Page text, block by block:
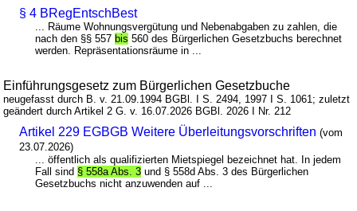
§ 4 BRegEntschBest
... Räume Wohnungsvergütung und Nebenabgaben zu zahlen, die
nach den §§ 557 bis 560 des Bürgerlichen Gesetzbuchs berechnet
werden. Repräsentationsräume in ...
Einführungsgesetz zum Bürgerlichen Gesetzbuche
neugefasst durch B. v. 21.09.1994 BGBl. I S. 2494, 1997 I S. 1061; zuletzt
geändert durch Artikel 2 G. v. 16.07.2026 BGBl. 2026 I Nr. 212
Artikel 229 EGBGB Weitere Überleitungsvorschriften (vom
23.07.2026)
... öffentlich als qualifizierten Mietspiegel bezeichnet hat. In jedem
Fall sind § 558a Abs. 3 und § 558d Abs. 3 des Bürgerlichen
Gesetzbuchs nicht anzuwenden auf ...